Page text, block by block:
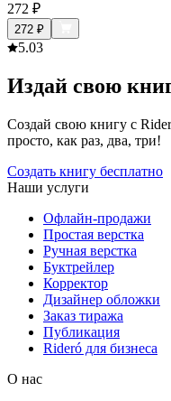
272 ₽
272 ₽
5.03
Издай свою
Создай свою книгу с
просто, как раз, два, три!
Создать книгу бесплатно
Наши услуги
Офлайн-продажи
Простая верстка
Ручная верстка
Буктрейлер
Корректор
Дизайнер обложки
Заказ тиража
Публикация
Rideró для бизнеса
О нас